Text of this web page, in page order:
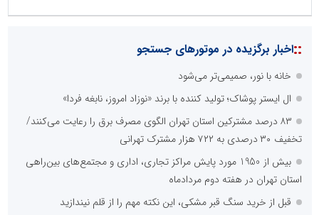
::اخبار برگزیده در موتورهای جستجو
خانه با نور، صمیمی‌تر می‌شود
ال ایستر پوشاک؛ تولید کننده با برند «نوزاد امروز، نابغه فردا»
۸۳ درصد مشترکین استان تهران الگوی مصرف برق را رعایت می‌کنند/
تخفیف ۳۰ درصدی به ۷۲۲ هزار مشترک تهرانی
بیش از 1950 مورد پایش مراکز تجاری، اداری و مجتمع‌های بین‌راهی
استان تهران در هفته دوم مردادماه
قبل از خرید سنگ قبر مشکی، این نکته مهم را از قلم نیندازید